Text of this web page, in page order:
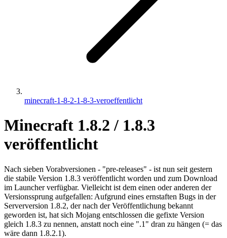
minecraft-1-8-2-1-8-3-veroeffentlicht
Minecraft 1.8.2 / 1.8.3
veröffentlicht
Nach sieben Vorabversionen - "pre-releases" - ist nun seit gestern
die stabile Version 1.8.3 veröffentlicht worden und zum Download
im Launcher verfügbar. Vielleicht ist dem einen oder anderen der
Versionssprung aufgefallen: Aufgrund eines ernstaften Bugs in der
Serverversion 1.8.2, der nach der Veröffentlichung bekannt
geworden ist, hat sich Mojang entschlossen die gefixte Version
gleich 1.8.3 zu nennen, anstatt noch eine ".1" dran zu hängen (= das
wäre dann 1.8.2.1).